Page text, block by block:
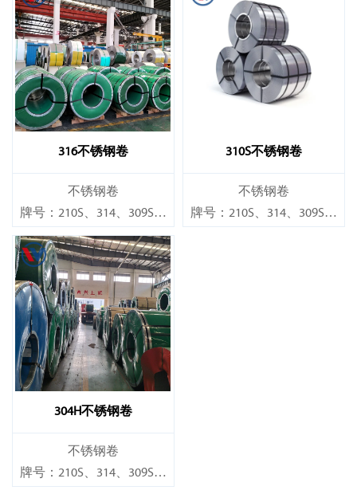
316不锈钢卷
不锈钢卷
牌号：210S、314、309S、
304、304L、316L、321、
410、420、430、904等
规格
厚度：0.1mm - 150mm
310S不锈钢卷
不锈钢卷
牌号：210S、314、309S、
304H不锈钢卷
不锈钢卷
牌号：210S、314、309S、